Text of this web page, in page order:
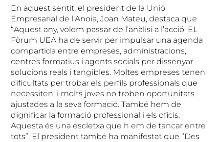
En aquest sentit, el president de la Unió
Empresarial de l’Anoia, Joan Mateu, destaca que
“Aquest any, volem passar de l’anàlisi a l’acció. EL
Fòrum UEA ha de servir per impulsar una agenda
compartida entre empreses, administracions,
centres formatius i agents socials per dissenyar
solucions reals i tangibles. Moltes empreses tenen
dificultats per trobar els perfils professionals que
necessiten, i molts joves no troben oportunitats
ajustades a la seva formació. També hem de
dignificar la formació professional i els oficis.
Aquesta és una escletxa que h em de tancar entre
tots”. El president també ha manifestat que “Des